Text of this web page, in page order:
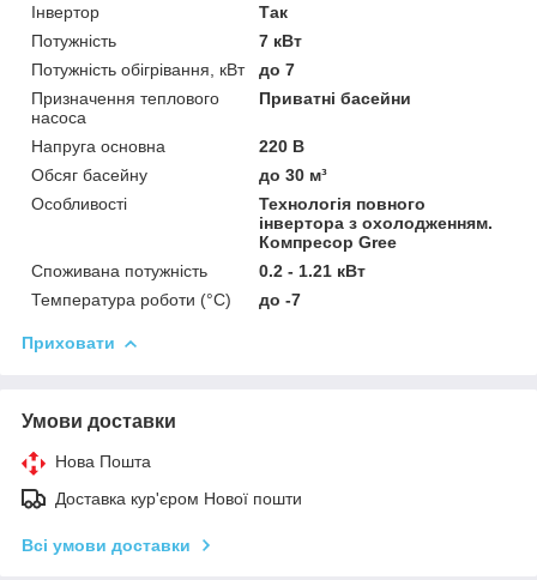
Інвертор
Так
Потужність
7 кВт
Потужність обігрівання, кВт
до 7
Призначення теплового
насоса
Приватні басейни
Напруга основна
220 В
Обсяг басейну
до 30 м³
Особливості
Технологія повного
інвертора з охолодженням.
Компресор Gree
Споживана потужність
0.2 - 1.21 кВт
Температура роботи (°C)
до -7
Приховати
Умови доставки
Нова Пошта
Доставка кур'єром Нової пошти
Всі умови доставки